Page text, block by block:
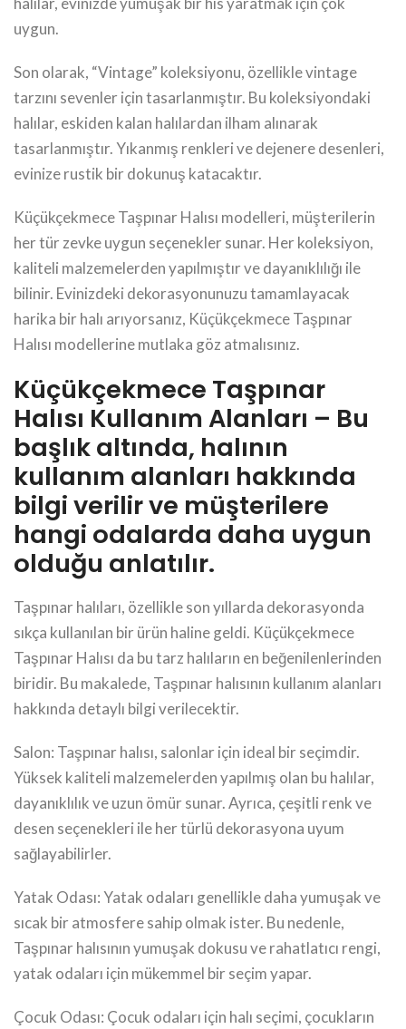
uygun.
Son olarak, “Vintage” koleksiyonu, özellikle vintage
tarzını sevenler için tasarlanmıştır. Bu koleksiyondaki
halılar, eskiden kalan halılardan ilham alınarak
tasarlanmıştır. Yıkanmış renkleri ve dejenere desenleri,
evinize rustik bir dokunuş katacaktır.
Küçükçekmece Taşpınar Halısı modelleri, müşterilerin
her tür zevke uygun seçenekler sunar. Her koleksiyon,
kaliteli malzemelerden yapılmıştır ve dayanıklılığı ile
bilinir. Evinizdeki dekorasyonunuzu tamamlayacak
harika bir halı arıyorsanız, Küçükçekmece Taşpınar
Halısı modellerine mutlaka göz atmalısınız.
Küçükçekmece Taşpınar
Halısı Kullanım Alanları – Bu
başlık altında, halının
kullanım alanları hakkında
bilgi verilir ve müşterilere
hangi odalarda daha uygun
olduğu anlatılır.
Taşpınar halıları, özellikle son yıllarda dekorasyonda
sıkça kullanılan bir ürün haline geldi. Küçükçekmece
Taşpınar Halısı da bu tarz halıların en beğenilenlerinden
biridir. Bu makalede, Taşpınar halısının kullanım alanları
hakkında detaylı bilgi verilecektir.
Salon: Taşpınar halısı, salonlar için ideal bir seçimdir.
Yüksek kaliteli malzemelerden yapılmış olan bu halılar,
dayanıklılık ve uzun ömür sunar. Ayrıca, çeşitli renk ve
desen seçenekleri ile her türlü dekorasyona uyum
sağlayabilirler.
Yatak Odası: Yatak odaları genellikle daha yumuşak ve
sıcak bir atmosfere sahip olmak ister. Bu nedenle,
Taşpınar halısının yumuşak dokusu ve rahatlatıcı rengi,
yatak odaları için mükemmel bir seçim yapar.
Çocuk Odası: Çocuk odaları için halı seçimi, çocukların